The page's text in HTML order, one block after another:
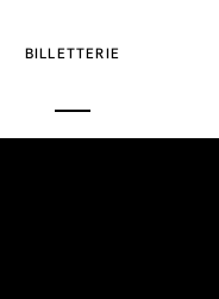
BILLETTERIE